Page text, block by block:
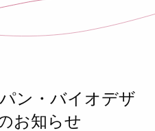
ン・バイオデザ
お知らせ